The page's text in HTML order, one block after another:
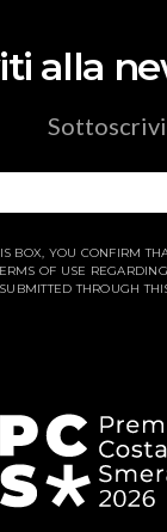
alla
Sottoscrivi
BOX, YOU CONFIRM
OF USE
SUBMITTED THROUGH